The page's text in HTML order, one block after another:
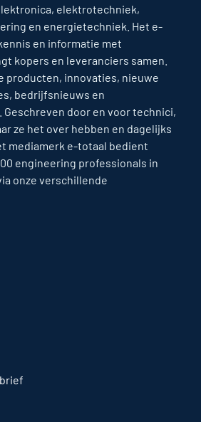
elektrotechniek,
en energietechniek. Het e-
en informatie met
kopers en leveranciers samen.
producten, innovaties, nieuwe
bedrijfsnieuws en
door en voor technici,
ze het over hebben en dagelijks
mediamerk e-totaal bedient
engineering professionals in
onze verschillende